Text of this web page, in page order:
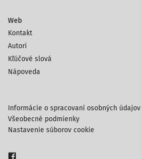
Web
Kontakt
Autori
Kľúčové slová
Nápoveda
Informácie o spracovaní osobných údajov
Všeobecné podmienky
Nastavenie súborov cookie